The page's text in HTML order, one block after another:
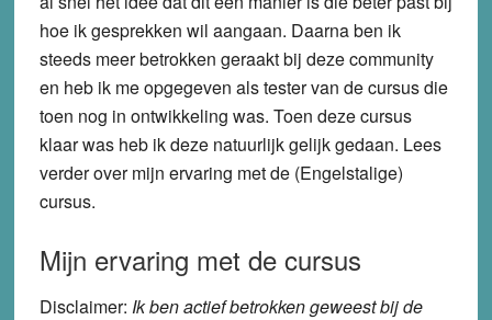
hoe ik gesprekken wil aangaan. Daarna ben ik
steeds meer betrokken geraakt bij deze community
en heb ik me opgegeven als tester van de cursus die
toen nog in ontwikkeling was. Toen deze cursus
klaar was heb ik deze natuurlijk gelijk gedaan. Lees
verder over mijn ervaring met de (Engelstalige)
cursus.
Mijn ervaring met de cursus
Disclaimer: Ik ben actief betrokken geweest bij de